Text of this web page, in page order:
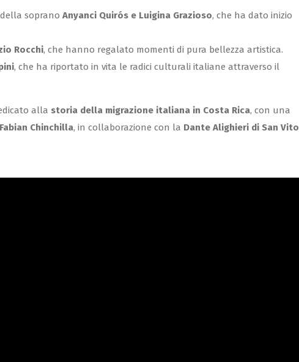
soprano Anyanci Quirós e Luigina Grazioso, che ha dato inizio
Rocchi, che hanno regalato momenti di pura bellezza artistica.
, che ha riportato in vita le radici culturali italiane attraverso il
alla storia della migrazione italiana in Costa Rica, con una
Chinchilla, in collaborazione con la Dante Alighieri di San Vito